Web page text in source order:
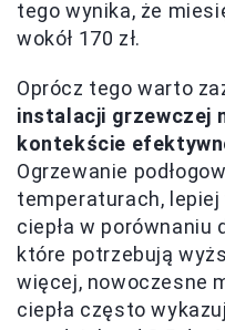
tego wynika, że
wokół 170 zł.
Oprócz tego warto
instalacji grzewczej
kontekście
Ogrzewanie
temperaturach, lepiej
ciepła w porównaniu
które potrzebują
więcej, nowoczesne
ciepła często